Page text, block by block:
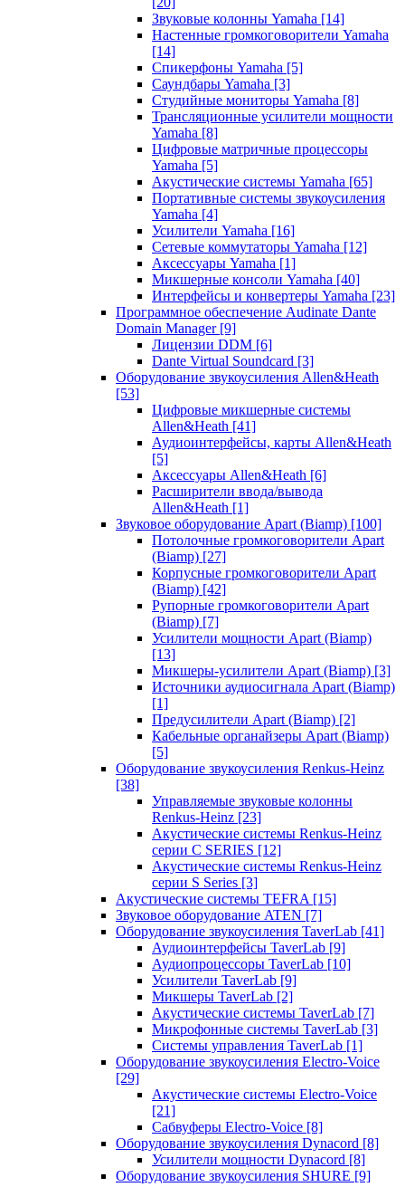
Звуковые колонны Yamaha [14]
Настенные громкоговорители Yamaha
[14]
Спикерфоны Yamaha [5]
Саундбары Yamaha [3]
Студийные мониторы Yamaha [8]
Трансляционные усилители мощности
Yamaha [8]
Цифровые матричные процессоры
Yamaha [5]
Акустические системы Yamaha [65]
Портативные системы звукоусиления
Yamaha [4]
Усилители Yamaha [16]
Сетевые коммутаторы Yamaha [12]
Аксессуары Yamaha [1]
Микшерные консоли Yamaha [40]
Интерфейсы и конвертеры Yamaha [23]
Программное обеспечение Audinate Dante
Domain Manager [9]
Лицензии DDM [6]
Dante Virtual Soundcard [3]
Оборудование звукоусиления Allen&Heath
[53]
Цифровые микшерные системы
Allen&Heath [41]
Аудиоинтерфейсы, карты Allen&Heath
[5]
Аксессуары Allen&Heath [6]
Расширители ввода/вывода
Allen&Heath [1]
Звуковое оборудование Apart (Biamp) [100]
Потолочные громкоговорители Apart
(Biamp) [27]
Корпусные громкоговорители Apart
(Biamp) [42]
Рупорные громкоговорители Apart
(Biamp) [7]
Усилители мощности Apart (Biamp)
[13]
Микшеры-усилители Apart (Biamp) [3]
Источники аудиосигнала Apart (Biamp)
[1]
Предусилители Apart (Biamp) [2]
Кабельные органайзеры Apart (Biamp)
[5]
Оборудование звукоусиления Renkus-Heinz
[38]
Управляемые звуковые колонны
Renkus-Heinz [23]
Акустические системы Renkus-Heinz
серии C SERIES [12]
Акустические системы Renkus-Heinz
серии S Series [3]
Акустические системы TEFRA [15]
Звуковое оборудование ATEN [7]
Оборудование звукоусиления TaverLab [41]
Аудиоинтерфейсы TaverLab [9]
Аудиопроцессоры TaverLab [10]
Усилители TaverLab [9]
Микшеры TaverLab [2]
Акустические системы TaverLab [7]
Микрофонные системы TaverLab [3]
Системы управления TaverLab [1]
Оборудование звукоусиления Electro-Voice
[29]
Акустические системы Electro-Voice
[21]
Сабвуферы Electro-Voice [8]
Оборудование звукоусиления Dynacord [8]
Усилители мощности Dynacord [8]
Оборудование звукоусиления SHURE [9]